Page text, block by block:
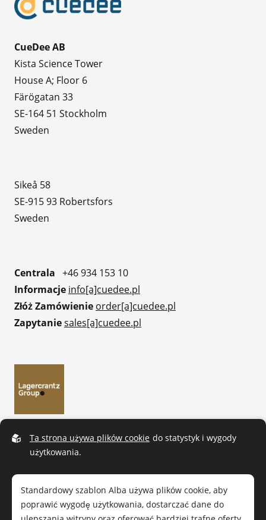
CueDee AB
Kista Science Tower
House A; Floor 6
Färögatan 33
SE-164 51 Stockholm
Sweden
Sikeå 58
SE-915 93 Robertsfors
Sweden
Centrala +46 934 153 10
Informacje info[a]cuedee.pl
Złóż Zamówienie order[a]cuedee.pl
Zapytaniesales[a]cuedee.pl
Ta strona używa plików cookie do statystyk i wygody
użytkowania.
Standardowy szablon Alba używa plików cookie, aby
poprawić wygodę użytkowania, dostarczać dane do